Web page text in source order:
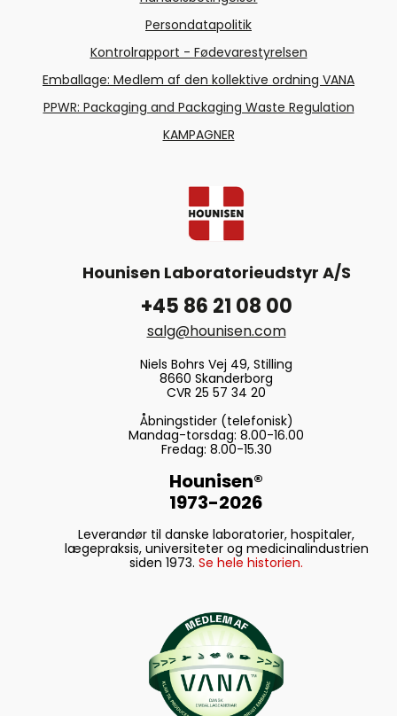
Persondatapolitik
Kontrolrapport - Fødevarestyrelsen
Emballage: Medlem af den kollektive ordning VANA
PPWR: Packaging and Packaging Waste Regulation
KAMPAGNER
Hounisen Laboratorieudstyr A/S
+45 86 21 08 00
salg@hounisen.com
Niels Bohrs Vej 49, Stilling
8660 Skanderborg
CVR 25 57 34 20
Åbningstider (telefonisk)
Mandag-torsdag: 8.00-16.00
Fredag: 8.00-15.30
Hounisen®
1973-2026
Leverandør til danske laboratorier, hospitaler,
lægepraksis, universiteter og medicinalindustrien
siden 1973. Se hele historien.